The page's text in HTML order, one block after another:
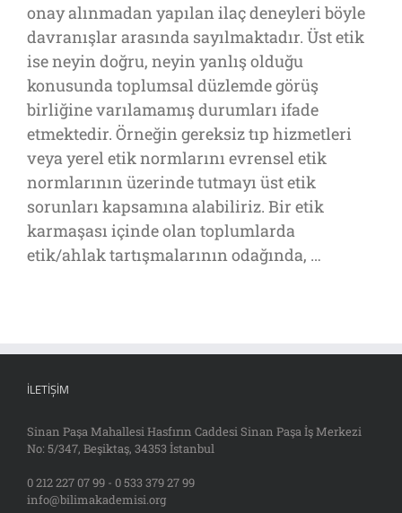
onay alınmadan yapılan ilaç deneyleri böyle
davranışlar arasında sayılmaktadır. Üst etik
ise neyin doğru, neyin yanlış olduğu
konusunda toplumsal düzlemde görüş
birliğine varılamamış durumları ifade
etmektedir. Örneğin gereksiz tıp hizmetleri
veya yerel etik normlarını evrensel etik
normlarının üzerinde tutmayı üst etik
sorunları kapsamına alabiliriz. Bir etik
karmaşası içinde olan toplumlarda
etik/ahlak tartışmalarının odağında, …
İLETIŞIM
Sinan Paşa Mahallesi Hasfırın Caddesi Sinan Paşa İş Merkezi
No: 5/347, Beşiktaş, 34353 İstanbul
0 212 227 07 99 - 0 533 379 27 99
info@bilimakademisi.org